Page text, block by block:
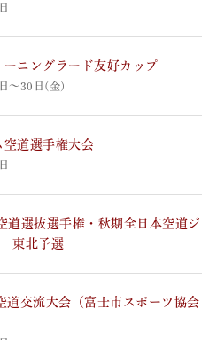
ーニングラード友好カップ
～30日(金)
空道選手権大会
道選抜選手権・秋期全日本空道ジ
東北予選
道交流大会（富士市スポーツ協会